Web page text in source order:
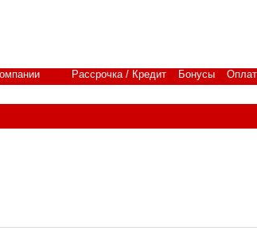
Рассрочка / Кредит Бонусы